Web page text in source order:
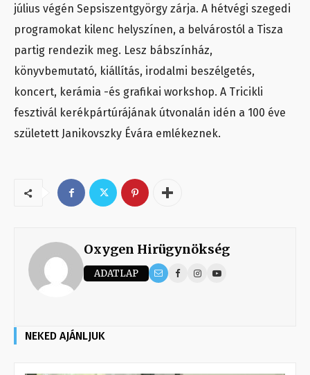
július végén Sepsiszentgyörgy zárja. A hétvégi szegedi
programokat kilenc helyszínen, a belvárostól a Tisza
partig rendezik meg. Lesz bábszínház,
könyvbemutató, kiállítás, irodalmi beszélgetés,
koncert, kerámia -és grafikai workshop. A Tricikli
fesztivál kerékpártúrájának útvonalán idén a 100 éve
született Janikovszky Évára emlékeznek.
Oxygen Hirügynökség
ADATLAP
NEKED AJÁNLJUK